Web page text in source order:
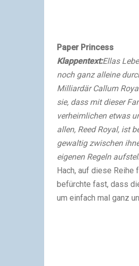
Paper Princess
Klappentext:Ellas
noch ganz alleine
Milliardär Callum
sie, dass mit dieser
verheimlichen etwas
allen, Reed Royal, ist
gewaltig zwischen
eigenen Regeln
Hach, auf diese
befürchte fast, dass
um einfach mal ganz